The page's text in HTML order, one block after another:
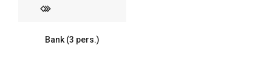
Bank (3 pers.)